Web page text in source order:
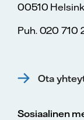
00510
Puh. 020 710
Ota
Sosiaalinen